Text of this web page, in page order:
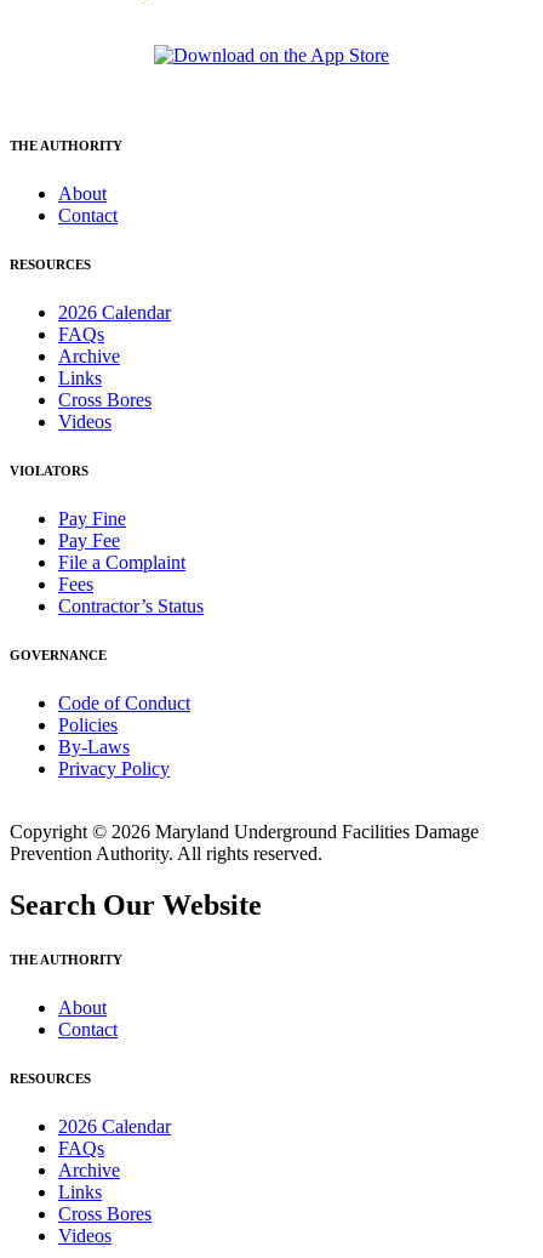
THE AUTHORITY
About
Contact
RESOURCES
2026 Calendar
FAQs
Archive
Links
Cross Bores
Videos
VIOLATORS
Pay Fine
Pay Fee
File a Complaint
Fees
Contractor’s Status
GOVERNANCE
Code of Conduct
Policies
By-Laws
Privacy Policy
Copyright © 2026 Maryland Underground Facilities Damage
Prevention Authority. All rights reserved.
Search Our Website
THE AUTHORITY
About
Contact
RESOURCES
2026 Calendar
FAQs
Archive
Links
Cross Bores
Videos